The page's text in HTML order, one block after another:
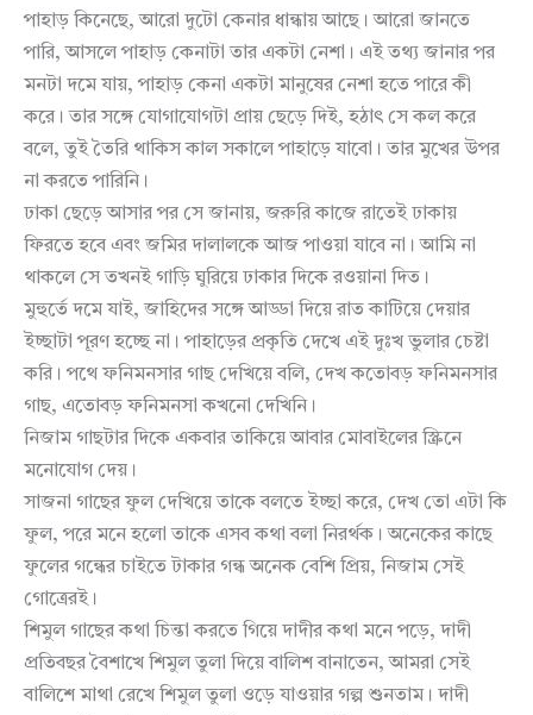
পাহাড় কিনেছে, আরো দুটো কেনার ধান্ধায় আছে। আরো জানতে
পারি, আসলে পাহাড় কেনাটা তার একটা নেশা। এই তথ্য জানার পর
মনটা দমে যায়, পাহাড় কেনা একটা মানুষের নেশা হতে পারে কী
করে। তার সঙ্গে যোগাযোগটা প্রায় ছেড়ে দিই, হঠাৎ সে কল করে
বলে, তুই তৈরি থাকিস কাল সকালে পাহাড়ে যাবো। তার মুখের উপর
না করতে পারিনি।
ঢাকা ছেড়ে আসার পর সে জানায়, জরুরি কাজে রাতেই ঢাকায়
ফিরতে হবে এবং জমির দালালকে আজ পাওয়া যাবে না। আমি না
থাকলে সে তখনই গাড়ি ঘুরিয়ে ঢাকার দিকে রওয়ানা দিত।
মুহুর্তে দমে যাই, জাহিদের সঙ্গে আড্ডা দিয়ে রাত কাটিয়ে দেয়ার
ইচ্ছাটা পূরণ হচ্ছে না। পাহাড়ের প্রকৃতি দেখে এই দুঃখ ভুলার চেষ্টা
করি। পথে ফনিমনসার গাছ দেখিয়ে বলি, দেখ কতোবড় ফনিমনসার
গাছ, এতোবড় ফনিমনসা কখনো দেখিনি।
নিজাম গাছটার দিকে একবার তাকিয়ে আবার মোবাইলের স্ক্রিনে
মনোযোগ দেয়।
সাজনা গাছের ফুল দেখিয়ে তাকে বলতে ইচ্ছা করে, দেখ তো এটা কি
ফুল, পরে মনে হলো তাকে এসব কথা বলা নিরর্থক। অনেকের কাছে
ফুলের গন্ধের চাইতে টাকার গন্ধ অনেক বেশি প্রিয়, নিজাম সেই
গোত্রেরই।
শিমুল গাছের কথা চিন্তা করতে গিয়ে দাদীর কথা মনে পড়ে, দাদী
প্রতিবছর বৈশাখে শিমুল তুলা দিয়ে বালিশ বানাতেন, আমরা সেই
বালিশে মাথা রেখে শিমুল তুলা ওড়ে যাওয়ার গল্প শুনতাম। দাদী